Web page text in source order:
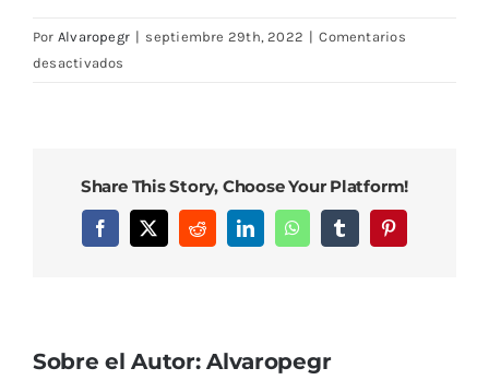
Por Alvaropegr | septiembre 29th, 2022 | Comentarios
desactivados
Share This Story, Choose Your Platform!
Facebook
X RedditLinkedInWhatsAppTumblrPinterest
Sobre el Autor:Alvaropegr